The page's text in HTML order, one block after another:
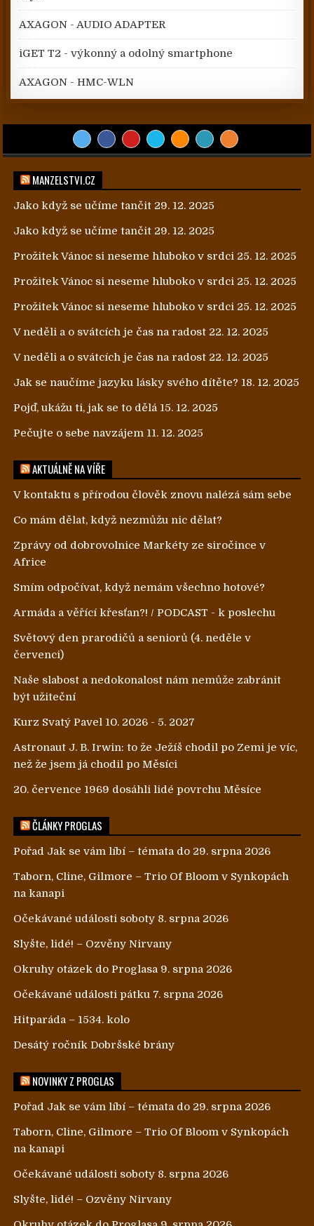
AXAGON - AUDIO ADAPTER
iGET T2 - výkonný a odolný smartphone
AXAGON - HMC-WLN
MANZELSTVI.CZ
Jako když se učíme tančit 29. 12. 2025
Jako když se učíme tančit 29. 12. 2025
Prožitek Vánoc si neseme hluboko v srdci 25. 12. 2025
Prožitek Vánoc si neseme hluboko v srdci 25. 12. 2025
Prožitek Vánoc si neseme hluboko v srdci 25. 12. 2025
V neděli a o svátcích je čas na radost 22. 12. 2025
V neděli a o svátcích je čas na radost 22. 12. 2025
Jak se naučíme jazyku lásky svého dítěte? 18. 12. 2025
Pojď, ukážu ti, jak se to dělá 15. 12. 2025
Pečujte o sebe navzájem 11. 12. 2025
AKTUÁLNĚ NA VÍŘE
V kontaktu s přírodou člověk znovu nalézá sám sebe
Co mám dělat, když nezmůžu nic dělat?
Zprávy od dobrovolnice Markéty ze siročince v
Africe
Smím odpočívat, když nemám všechno hotové?
Armáda a věřící křesťan?! / PODCAST - k poslechu
Světový den prarodičů a seniorů (4. neděle v
červenci)
Naše slabost a nedokonalost nám nemůže zabránit
být užiteční
Kurz Svatý Pavel 10. 2026 - 5. 2027
Astronaut J. B. Irwin: to že Ježíš chodil po Zemi je víc,
než že jsem já chodil po Měsíci
20. července 1969 dosáhli lidé povrchu Měsíce
ČLÁNKY PROGLAS
Pořad Jak se vám líbí – témata do 29. srpna 2026
Taborn, Cline, Gilmore – Trio Of Bloom v Synkopách
na kanapi
Očekávané události soboty 8. srpna 2026
Slyšte, lidé! – Ozvěny Nirvany
Okruhy otázek do Proglasa 9. srpna 2026
Očekávané události pátku 7. srpna 2026
Hitparáda – 1534. kolo
Desátý ročník Dobršské brány
NOVINKY Z PROGLAS
Pořad Jak se vám líbí – témata do 29. srpna 2026
Taborn, Cline, Gilmore – Trio Of Bloom v Synkopách
na kanapi
Očekávané události soboty 8. srpna 2026
Slyšte, lidé! – Ozvěny Nirvany